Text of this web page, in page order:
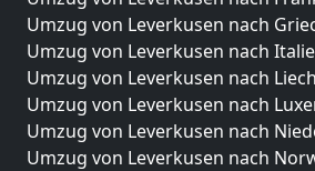
Umzug von Leverkusen nach
Umzug von Leverkusen nach
Umzug von Leverkusen nach
Umzug von Leverkusen nach
Umzug von Leverkusen nach
Umzug von Leverkusen nach